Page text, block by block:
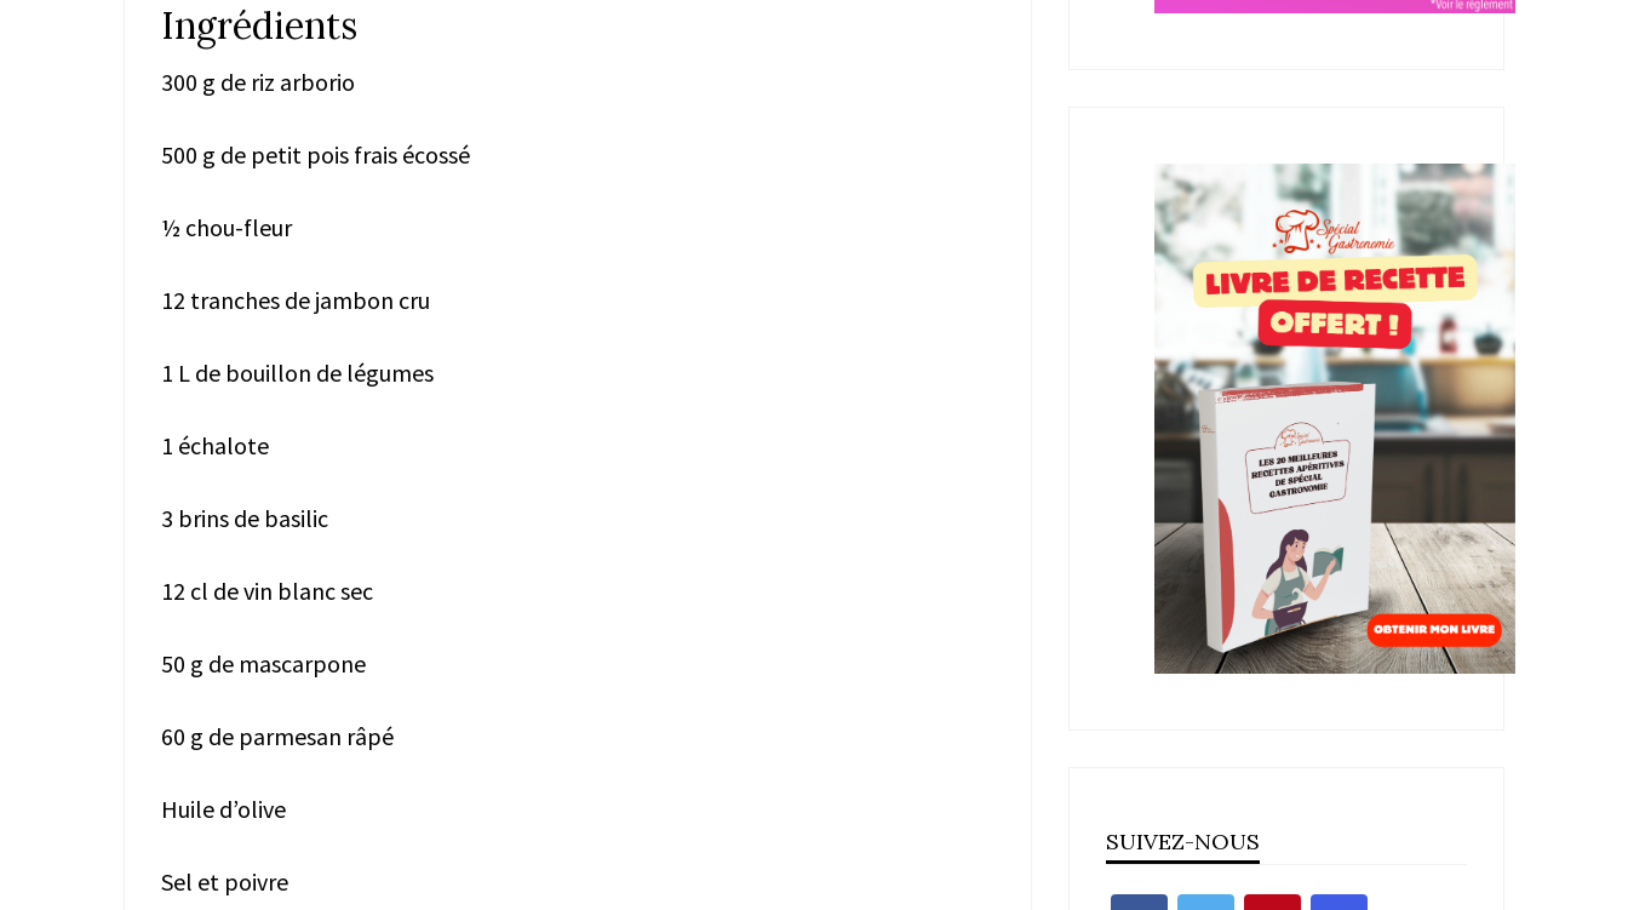
Ingrédients
300 g de riz arborio
500 g de petit pois frais écossé
½ chou-fleur
12 tranches de jambon cru
1 L de bouillon de légumes
1 échalote
3 brins de basilic
12 cl de vin blanc sec
50 g de mascarpone
60 g de parmesan râpé
Huile d’olive
Sel et poivre
SUIVEZ-NOUS